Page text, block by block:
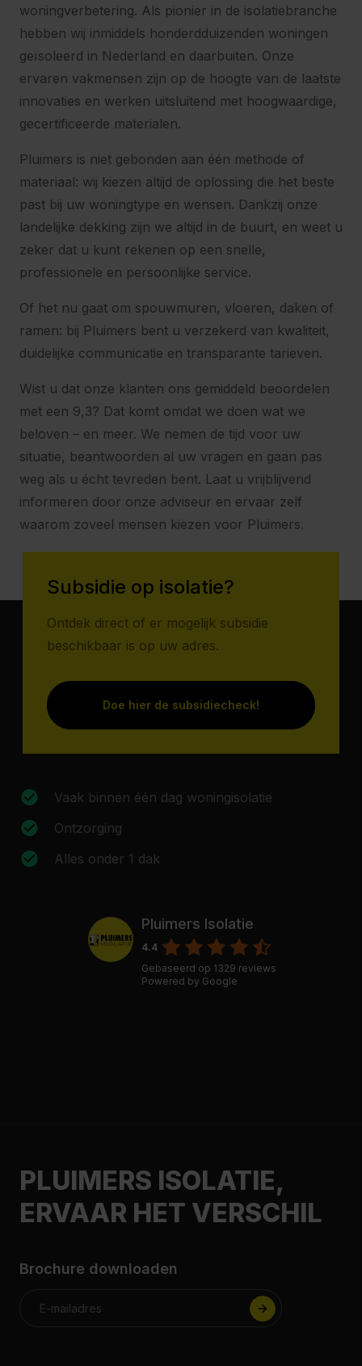
woningverbetering. Als pionier in de isolatiebranche
hebben wij inmiddels honderdduizenden woningen
geïsoleerd in Nederland en daarbuiten. Onze
ervaren vakmensen zijn op de hoogte van de laatste
innovaties en werken uitsluitend met hoogwaardige,
gecertificeerde materialen.
Pluimers is niet gebonden aan één methode of
materiaal: wij kiezen altijd de oplossing die het beste
past bij uw woningtype en wensen. Dankzij onze
landelijke dekking zijn we altijd in de buurt, en weet u
zeker dat u kunt rekenen op een snelle,
professionele en persoonlijke service.
Of het nu gaat om spouwmuren, vloeren, daken of
ramen: bij Pluimers bent u verzekerd van kwaliteit,
duidelijke communicatie en transparante tarieven.
Wist u dat onze klanten ons gemiddeld beoordelen
met een 9,3? Dat komt omdat we doen wat we
beloven – en meer. We nemen de tijd voor uw
situatie, beantwoorden al uw vragen en gaan pas
weg als u écht tevreden bent. Laat u vrijblijvend
informeren door onze adviseur en ervaar zelf
waarom zoveel mensen kiezen voor Pluimers.
Subsidie op isolatie?
Ontdek direct of er mogelijk subsidie
beschikbaar is op uw adres.
Doe hier de subsidiecheck!
Vaak binnen één dag woningisolatie
Ontzorging
Alles onder 1 dak
Pluimers Isolatie
4.4
Gebaseerd op 1329 reviews
Powered by Google
PLUIMERS ISOLATIE,
ERVAAR HET VERSCHIL
Brochure downloaden